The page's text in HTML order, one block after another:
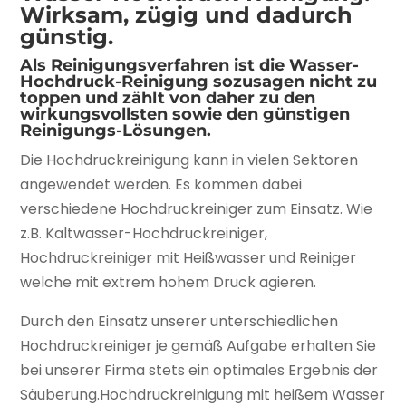
Wirksam, zügig und dadurch
günstig.
Als Reinigungsverfahren ist die Wasser-
Hochdruck-Reinigung sozusagen nicht zu
toppen und zählt von daher zu den
wirkungsvollsten sowie den günstigen
Reinigungs-Lösungen.
Die Hochdruckreinigung kann in vielen Sektoren
angewendet werden. Es kommen dabei
verschiedene Hochdruckreiniger zum Einsatz. Wie
z.B. Kaltwasser-Hochdruckreiniger,
Hochdruckreiniger mit Heißwasser und Reiniger
welche mit extrem hohem Druck agieren.
Durch den Einsatz unserer unterschiedlichen
Hochdruckreiniger je gemäß Aufgabe erhalten Sie
bei unserer Firma stets ein optimales Ergebnis der
Säuberung.Hochdruckreinigung mit heißem Wasser